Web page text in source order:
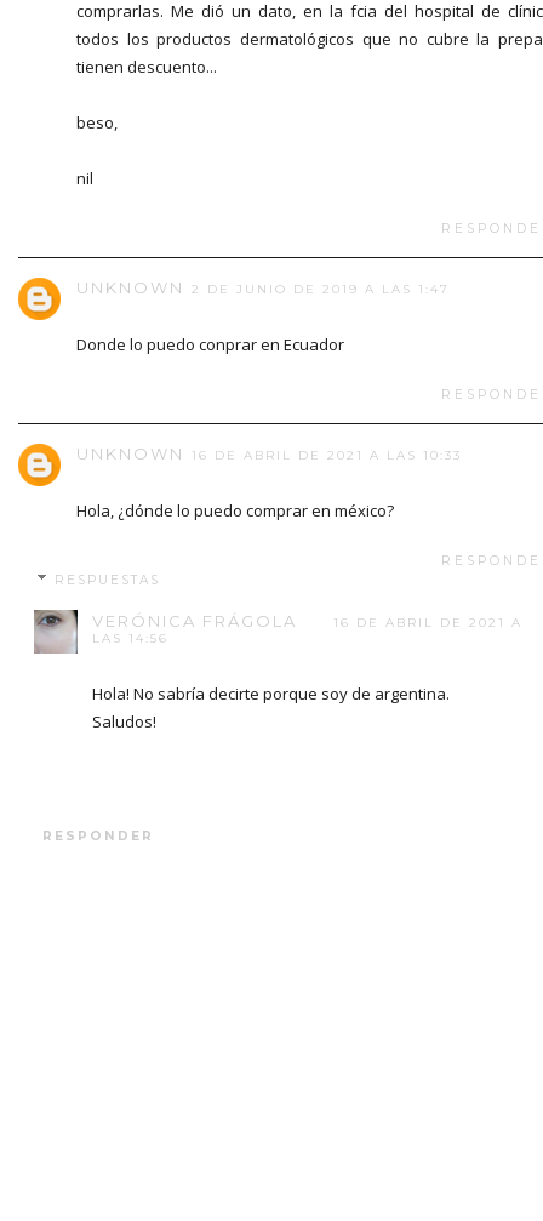
comprarlas. Me dió un dato, en la fcia del hospital de
todos los productos dermatológicos que no cubre la
tienen descuento...
beso,
nil
UNKNOWN 2 DE JUNIO DE 2019 A LAS 1:47
Donde lo puedo conprar en Ecuador
UNKNOWN 16 DE ABRIL DE 2021 A LAS 10:33
Hola, ¿dónde lo puedo comprar en méxico?
RESPUESTAS
VERÓNICA FRÁGOLA
16 DE ABRIL DE 2021 A
LAS 14:56
Hola! No sabría decirte porque soy de argentina.
Saludos!
RESPONDER